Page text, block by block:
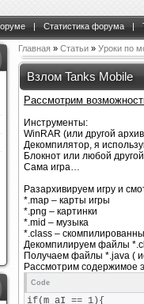
| Статистика форума |
Главная » Статьи » Уроки по
Взлом Tanks Mobile
Рассмотрим
Инструменты:
WinRAR (или другой
Декомпилятор, я
Блокнот или любой
Сама игра…
Разархивируем игру и
*.map – карты игры
*.png – картинки
*.mid – музыка
*.class –
Декомпилируем файлы
Получаем файлы *.java (
Рассмотрим содержимое
Code
if(m_aI == 1){